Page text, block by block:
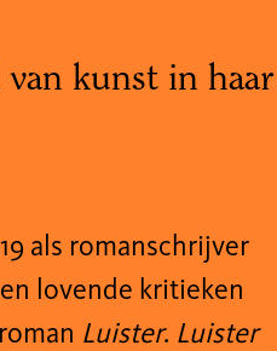
van kunst in haar
als romanschrijver
lovende kritieken
roman Luister. Luister